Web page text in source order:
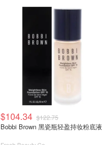
$104.34 $122.75
Bobbi Brown 黑瓷瓶轻盈持妆粉底液